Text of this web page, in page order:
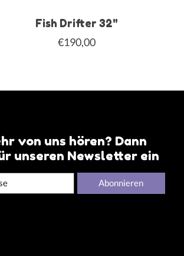
Fish Drifter 32"
€190,00
von uns hören? Dann
unseren Newsletter ein
Abonnieren